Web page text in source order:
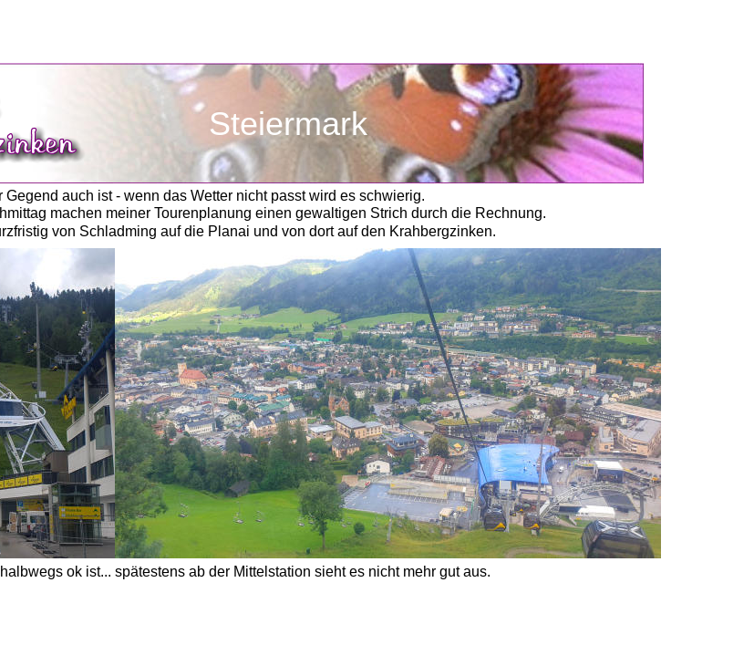
Gegend auch ist - wenn das Wetter nicht passt wird es schwierig.
machen meiner Tourenplanung einen gewaltigen Strich durch die Rechnung.
von Schladming auf die Planai und von dort auf den Krahbergzinken.
Steiermark
ok ist... spätestens ab der Mittelstation sieht es nicht mehr gut aus.